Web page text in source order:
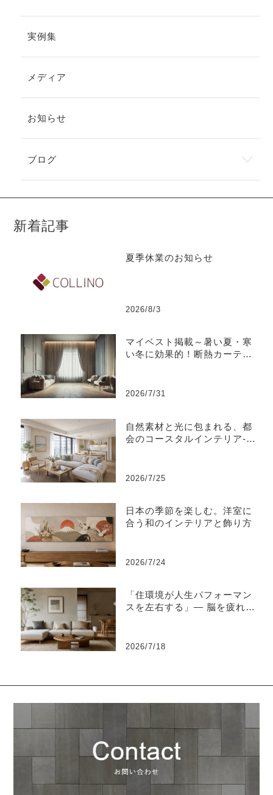
実例集
メディア
お知らせ
ブログ
新着記事
夏季休業のお知らせ
2026/8/3
マイベスト掲載～暑い夏・寒
い冬に効果的！断熱カーテン
2026/7/31
自然素材と光に包まれる、都
会のコースタルインテリア-江
2026/7/25
日本の季節を楽しむ。洋室に
合う和のインテリアと飾り方
2026/7/24
「住環境が人生パフォーマン
スを左右する」― 脳を疲れさ
2026/7/18